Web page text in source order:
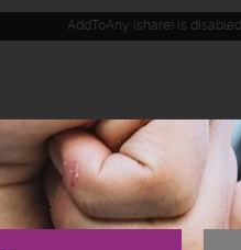
AddToAny (share) is disabled.